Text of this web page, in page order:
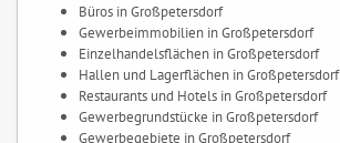
Büros in Großpetersdorf
Gewerbeimmobilien in Großpetersdorf
Einzelhandelsflächen in Großpetersdorf
Hallen und Lagerflächen in Großpetersdorf
Restaurants und Hotels in Großpetersdorf
Gewerbegrundstücke in Großpetersdorf
Gewerbegebiete in Großpetersdorf